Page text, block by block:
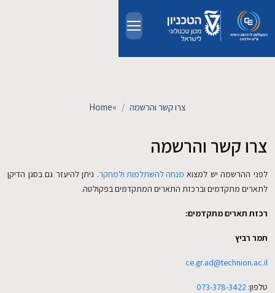
קשרי תעשייה
Home» צרו קשר והרשמה
צרו קשר והרשמה
לפני ההרשמה יש למצוא מנחה להשתלמות ולמחקר. ניתן להיעזר גם בסגן הדיקן
לתארים מתקדמים וברכזת התארים המתקדמים בפקולטה.
רכזת תארים מתקדמים:
תמר רביץ
ce.gr.ad@technion.ac.il
טלפון: 073-378-3422